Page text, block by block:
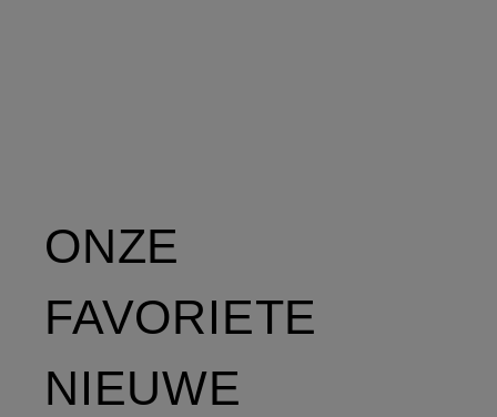
ONZE
FAVORIETE
NIEUWE